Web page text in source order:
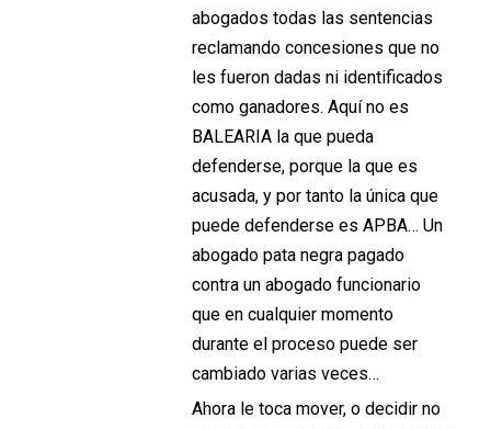
abogados todas las sentencias
reclamando concesiones que no
les fueron dadas ni identificados
como ganadores. Aquí no es
BALEARIA la que pueda
defenderse, porque la que es
acusada, y por tanto la única que
puede defenderse es APBA… Un
abogado pata negra pagado
contra un abogado funcionario
que en cualquier momento
durante el proceso puede ser
cambiado varias veces…
Ahora le toca mover, o decidir no